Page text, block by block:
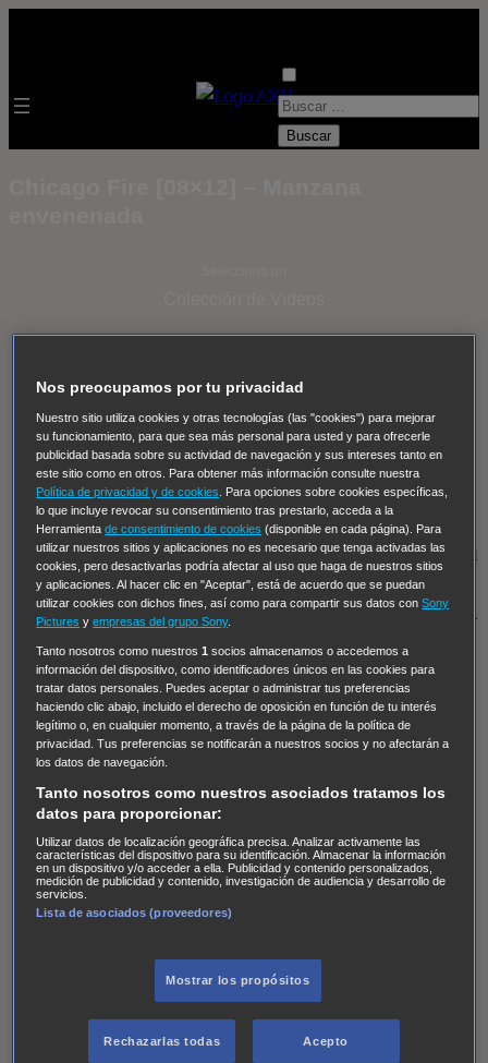
B
Thomas, el ojo del FBI Pan Am Dawson crece
Insomnia El Guardián The Blacklist Cinco en familia
Hudson & Rex Diez libras y un sueño Mr Loverman
Regreso al futuro III NUEVE CUERPOS Los últimos
caballeros Tormenta infinita Sing Street Cobra Kai
Tom
y Lola High Country Los casos de Susan Ryeland:
Moonflower Murders Twisted Metal Mentes Criminales:
Hailey Dean Without Sin: Libre de Culpa Morbius
NCIS: Nueva Orleans
Pandora En fuera de juego
The Shield: Al margen de la ley Duplicated Preacher
The Killing Kind
Chicago Fire Monarch Circuito cerradoAlert: Unidad
de personas desaparecidas
Ladrón de guante blanco Hannibal Daños y Perjuicios
AXN Masters of Sex Three PinesAccused CarterAlice
Nevers Crossing Lines
Magpie Murders Blindspot Coyote
Noche Wild Bill Mentes Criminales Candice Renoir
Annika
Nos preocupamos por tu privacidad
Nuestro sitio utiliza cookies y otras tecnologías (las "cookies") para mejorar
su funcionamiento, para que sea más personal para usted y para ofrecerle
publicidad basada sobre su actividad de navegación y sus intereses tanto en
este sitio como en otros. Para obtener más información consulte nuestra
Política de privacidad y de cookies
. Para opciones sobre cookies específicas,
lo que incluye revocar su consentimiento tras prestarlo, acceda a la
Herramientade consentimiento de cookies (disponible en cada página). Para
utilizar nuestros sitios y aplicaciones no es necesario que tenga activadas las
cookies, pero desactivarlas podría afectar al uso que haga de nuestros sitios
y aplicaciones. Al hacer clic en "Aceptar", está de acuerdo que se puedan
utilizar cookies con dichos fines, así como para compartir sus datos conSony
Pictures yempresas del grupo Sony.
Tanto nosotros como nuestros1 socios almacenamos o accedemos a
información del dispositivo, como identificadores únicos en las cookies para
tratar datos personales. Puedes aceptar o administrar tus preferencias
haciendo clic abajo, incluido el derecho de oposición en función de tu interés
legítimo o, en cualquier momento, a través de la página de la política de
privacidad. Tus preferencias se notificarán a nuestros socios y no afectarán a
los datos de navegación.
Tanto nosotros como nuestros asociados tratamos los
datos para proporcionar:
Utilizar datos de localización geográfica precisa. Analizar activamente las
características del dispositivo para su identificación. Almacenar la información
en un dispositivo y/o acceder a ella. Publicidad y contenido personalizados,
medición de publicidad y contenido, investigación de audiencia y desarrollo de
servicios.
Lista de asociados (proveedores)
Mostrar los propósitos
Rechazarlas todas Acepto